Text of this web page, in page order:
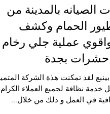
الصيانه بالمدينة من
الحمام وكشف
عملية جلي رخام
حشرات بجدة
لقد تمكنت هذة الشركة
خدمة نظافة لجميع العملاء الكرام
في العمل و ذلك من خلال...